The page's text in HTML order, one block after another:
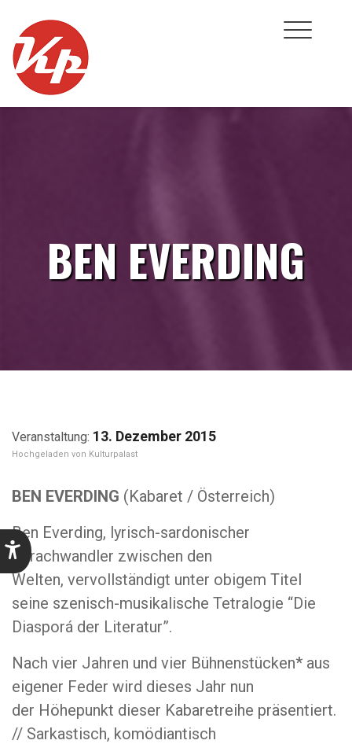
content
BEN EVERDING
13. Dezember 2015
Kulturpalast
BEN EVERDING (Kabaret / Österreich)
Ben Everding, lyrisch-sardonischer
Sprachwandler zwischen den
Welten, vervollständigt unter obigem Titel
seine szenisch-musikalische Tetralogie “Die
Diasporá der Literatur”.
Nach vier Jahren und vier Bühnenstücken* aus
eigener Feder wird dieses Jahr nun
der Höhepunkt dieser Kabaretreihe präsentiert.
// Sarkastisch, komödiantisch